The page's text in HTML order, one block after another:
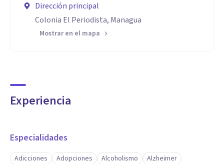
Dirección principal
Colonia El Periodista, Managua
Mostrar en el mapa
Experiencia
Especialidades
Adicciones Adopciones Alcoholismo
Alzheimer